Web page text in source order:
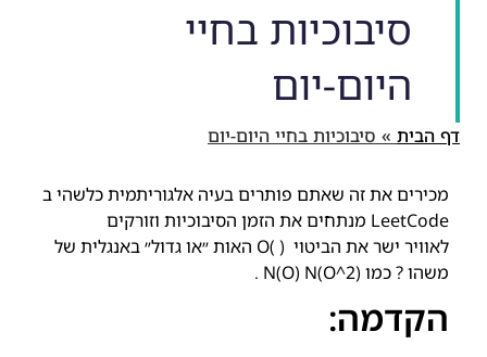
סיבוכיות בחיי
היום-יום
דף הבית » סיבוכיות בחיי היום-יום
מכירים את זה שאתם פותרים בעיה אלגוריתמית כלשהי ב
LeetCode מנתחים את הזמן הסיבוכיות וזורקים
לאוויר ישר את הביטוי ( )O האות ״או גדול״ באנגלית של
משהו ? כמו (2^N(O) N(O .
הקדמה: